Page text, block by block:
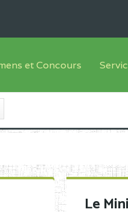
Sous système
et Concours
candidats
disponibles
Le